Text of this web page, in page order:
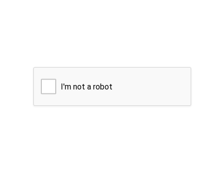
I'm not a robot